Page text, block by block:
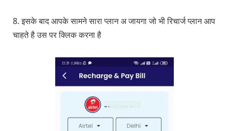
8. इसके बाद आपके सामने सारा प्लान अ जायगा जो भी रिचार्ज प्लान आप
चाहते है उस पर क्लिक करना है